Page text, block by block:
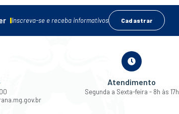
Inscreva-se e receba informativos Cadastrar
Atendimento
Segunda a Sexta-feira - 8h às 17h